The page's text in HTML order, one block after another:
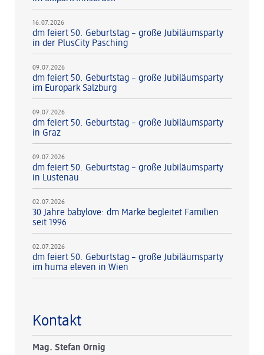
16.07.2026
dm feiert 50. Geburtstag – große Jubiläumsparty
in der PlusCity Pasching
09.07.2026
dm feiert 50. Geburtstag – große Jubiläumsparty
im Europark Salzburg
09.07.2026
dm feiert 50. Geburtstag – große Jubiläumsparty
in Graz
09.07.2026
dm feiert 50. Geburtstag – große Jubiläumsparty
in Lustenau
02.07.2026
30 Jahre babylove: dm Marke begleitet Familien
seit 1996
02.07.2026
dm feiert 50. Geburtstag – große Jubiläumsparty
im huma eleven in Wien
Kontakt
Mag. Stefan Ornig